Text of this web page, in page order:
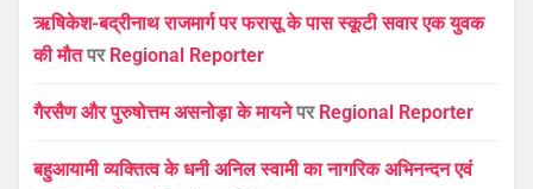
ऋषिकेश-बद्रीनाथ राजमार्ग पर फरासू के पास स्कूटी सवार एक युवक
की मौतपर Regional Reporter
गैरसैण और पुरुषोत्तम असनोड़ा के मायनेपर Regional Reporter
बहुआयामी व्यक्तित्व के धनी अनिल स्वामी का नागरिक अभिनन्दन एवं